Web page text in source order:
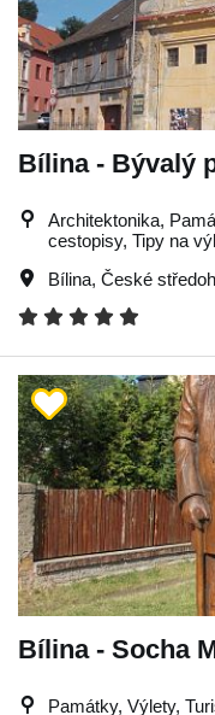
Bílina - Bývalý
Architektonika,
cestopisy, Tipy na
Bílina, České
Bílina - Socha
Památky, Výlety,